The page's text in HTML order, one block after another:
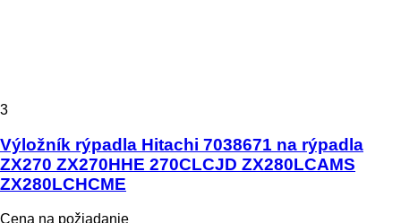
3
Výložník rýpadla Hitachi 7038671 na rýpadla
ZX270 ZX270HHE 270CLCJD ZX280LCAMS
ZX280LCHCME
Cena na požiadanie